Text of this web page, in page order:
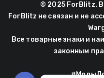
© 2025 ForBlitz.
ForBlitz не связан и не
Все товарные знаки и
законным